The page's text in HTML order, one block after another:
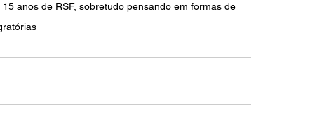
anos de RSF, sobretudo pensando em formas de